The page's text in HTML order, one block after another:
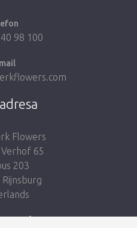
98 100
Flowers
Verhof 65
203
Rijnsburg
nás: